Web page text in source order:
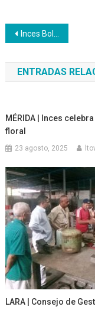
Navegación
de
entradas
Inces Bolívar sostuvo encuentro con la Banca Pública
ENTRADAS
MÉRIDA | Inces
floral
23 agosto, 2025
LARA | Consejo de